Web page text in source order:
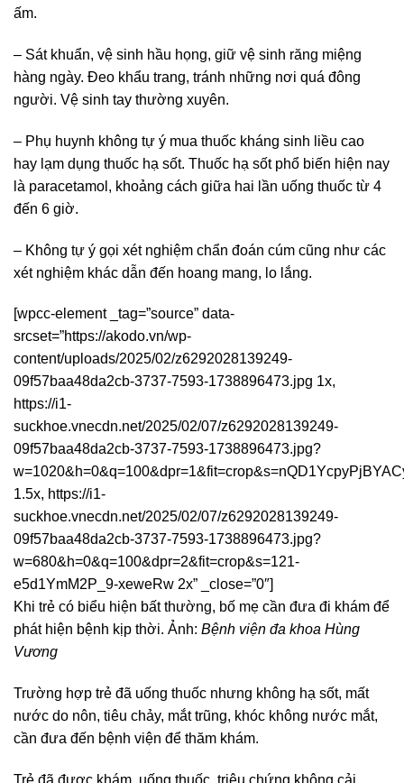
ấm.
– Sát khuẩn, vệ sinh hầu họng, giữ vệ sinh răng miệng
hàng ngày. Đeo khẩu trang, tránh những nơi quá đông
người. Vệ sinh tay thường xuyên.
– Phụ huynh không tự ý mua thuốc kháng sinh liều cao
hay lạm dụng thuốc hạ sốt. Thuốc hạ sốt phổ biến hiện nay
là paracetamol, khoảng cách giữa hai lần uống thuốc từ 4
đến 6 giờ.
– Không tự ý gọi xét nghiệm chẩn đoán cúm cũng như các
xét nghiệm khác dẫn đến hoang mang, lo lắng.
[wpcc-element _tag=”source” data-
srcset=”https://akodo.vn/wp-
content/uploads/2025/02/z6292028139249-
09f57baa48da2cb-3737-7593-1738896473.jpg 1x,
https://i1-
suckhoe.vnecdn.net/2025/02/07/z6292028139249-
09f57baa48da2cb-3737-7593-1738896473.jpg?
1.5x, https://i1-
suckhoe.vnecdn.net/2025/02/07/z6292028139249-
09f57baa48da2cb-3737-7593-1738896473.jpg?
w=680&h=0&q=100&dpr=2&fit=crop&s=121-
e5d1YmM2P_9-xeweRw 2x” _close=”0″]
Khi trẻ có biểu hiện bất thường, bố mẹ cần đưa đi khám để
phát hiện bệnh kịp thời. Ảnh: Bệnh viện đa khoa Hùng
Vương
Trường hợp trẻ đã uống thuốc nhưng không hạ sốt, mất
nước do nôn, tiêu chảy, mắt trũng, khóc không nước mắt,
cần đưa đến bệnh viện để thăm khám.
Trẻ đã được khám, uống thuốc, triệu chứng không cải